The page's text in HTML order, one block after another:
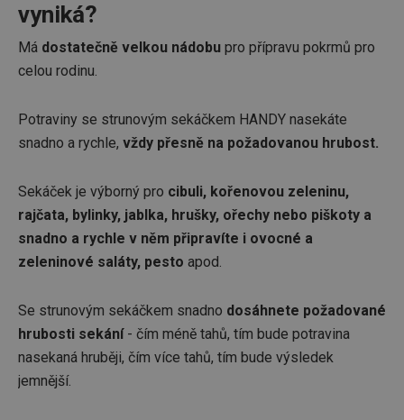
vyniká?
Má dostatečně velkou nádobu pro přípravu pokrmů pro
celou rodinu.
Potraviny se strunovým sekáčkem HANDY nasekáte
snadno a rychle, vždy přesně na požadovanou hrubost.
Sekáček je výborný pro cibuli, kořenovou zeleninu,
rajčata, bylinky, jablka, hrušky, ořechy nebo piškoty a
snadno a rychle v něm připravíte i ovocné a
zeleninové saláty, pesto apod.
Se strunovým sekáčkem snadno dosáhnete požadované
hrubosti sekání- čím méně tahů, tím bude potravina
nasekaná hruběji, čím více tahů, tím bude výsledek
jemnější.